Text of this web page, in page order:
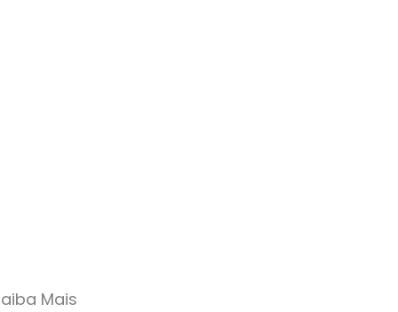
Mais